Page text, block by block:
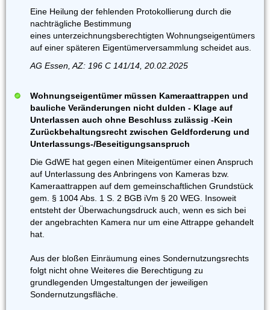
Eine Heilung der fehlenden Protokollierung durch die
nachträgliche Bestimmung
eines unterzeichnungsberechtigten Wohnungseigentümers
auf einer späteren Eigentümerversammlung scheidet aus.
AG Essen, AZ: 196 C 141/14, 20.02.2025
Wohnungseigentümer müssen Kameraattrappen und
bauliche Veränderungen nicht dulden - Klage auf
Unterlassen auch ohne Beschluss zulässig -Kein
Zurückbehaltungsrecht zwischen Geldforderung und
Unterlassungs-/Beseitigungsanspruch
Die GdWE hat gegen einen Miteigentümer einen Anspruch
auf Unterlassung des Anbringens von Kameras bzw.
Kameraattrappen auf dem gemeinschaftlichen Grundstück
gem. § 1004 Abs. 1 S. 2 BGB iVm § 20 WEG. Insoweit
entsteht der Überwachungsdruck auch, wenn es sich bei
der angebrachten Kamera nur um eine Attrappe gehandelt
hat.
Aus der bloßen Einräumung eines Sondernutzungsrechts
folgt nicht ohne Weiteres die Berechtigung zu
grundlegenden Umgestaltungen der jeweiligen
Sondernutzungsfläche.